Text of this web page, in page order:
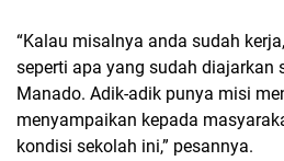
“Kalau misalnya anda sudah
seperti apa yang sudah diajarkan
Manado. Adik-adik punya misi
menyampaikan kepada
kondisi sekolah ini,” pesannya.